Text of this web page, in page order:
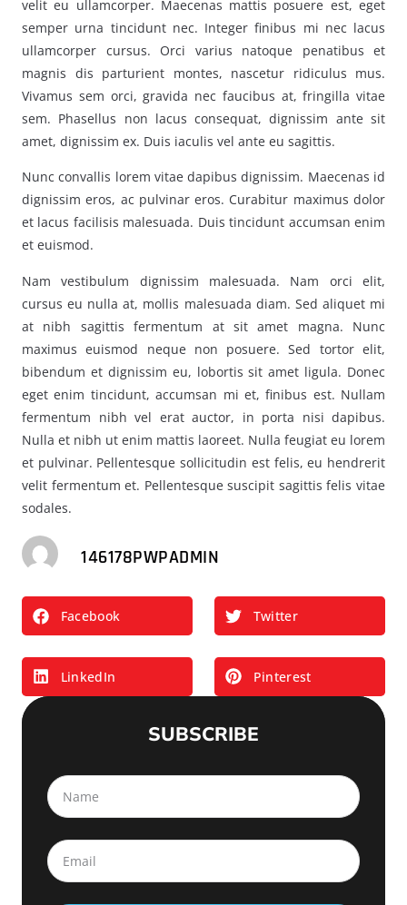
velit eu ullamcorper. Maecenas mattis posuere est, eget
semper urna tincidunt nec. Integer finibus mi nec lacus
ullamcorper cursus. Orci varius natoque penatibus et
magnis dis parturient montes, nascetur ridiculus mus.
Vivamus sem orci, gravida nec faucibus at, fringilla vitae
sem. Phasellus non lacus consequat, dignissim ante sit
amet, dignissim ex. Duis iaculis vel ante eu sagittis.
Nunc convallis lorem vitae dapibus dignissim. Maecenas id
dignissim eros, ac pulvinar eros. Curabitur maximus dolor
et lacus facilisis malesuada. Duis tincidunt accumsan enim
et euismod.
Nam vestibulum dignissim malesuada. Nam orci elit,
cursus eu nulla at, mollis malesuada diam. Sed aliquet mi
at nibh sagittis fermentum at sit amet magna. Nunc
maximus euismod neque non posuere. Sed tortor elit,
bibendum et dignissim eu, lobortis sit amet ligula. Donec
eget enim tincidunt, accumsan mi et, finibus est. Nullam
fermentum nibh vel erat auctor, in porta nisi dapibus.
Nulla et nibh ut enim mattis laoreet. Nulla feugiat eu lorem
et pulvinar. Pellentesque sollicitudin est felis, eu hendrerit
velit fermentum et. Pellentesque suscipit sagittis felis vitae
sodales.
146178PWPADMIN
Facebook Twitter
LinkedIn Pinterest
SUBSCRIBE